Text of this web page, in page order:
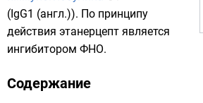
(IgG1 (англ.)). По принципу
действия этанерцепт является
ингибитором ФНО.
Содержание